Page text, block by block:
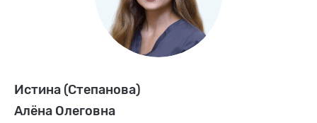
Истина (Степанова)
Алёна Олеговна